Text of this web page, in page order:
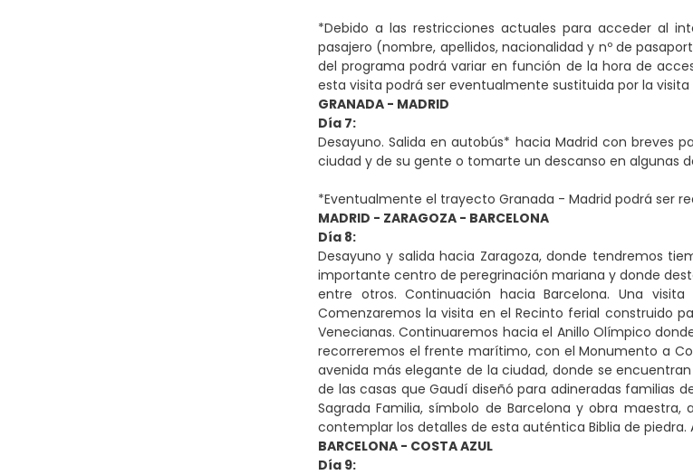
*Debido a las restricciones actuales para acceder al
pasajero (nombre, apellidos, nacionalidad y nº de
del programa podrá variar en función de la hora de
esta visita podrá ser eventualmente sustituida por la
GRANADA - MADRID
Día 7:
Desayuno. Salida en autobús* hacia Madrid con breves
ciudad y de su gente o tomarte un descanso en algunas
*Eventualmente el trayecto Granada - Madrid podrá ser
MADRID - ZARAGOZA - BARCELONA
Día 8:
Desayuno y salida hacia Zaragoza, donde tendremos
importante centro de peregrinación mariana y donde
entre otros. Continuación hacia Barcelona. Una
Comenzaremos la visita en el Recinto ferial construido
Venecianas. Continuaremos hacia el Anillo Olímpico
recorreremos el frente marítimo, con el Monumento a
avenida más elegante de la ciudad, donde se
de las casas que Gaudí diseñó para adineradas familias
Sagrada Familia, símbolo de Barcelona y obra
contemplar los detalles de esta auténtica Biblia de piedra.
BARCELONA - COSTA AZUL
Día 9: